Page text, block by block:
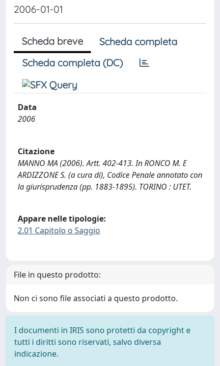
2006-01-01
Scheda breve
Scheda completa
Scheda completa (DC)
Data
2006
Citazione
MANNO MA (2006). Artt. 402-413. In RONCO M. E
ARDIZZONE S. (a cura di), Codice Penale annotato con
la giurisprudenza (pp. 1883-1895). TORINO : UTET.
Appare nelle tipologie:
2.01 Capitolo o Saggio
File in questo prodotto:
Non ci sono file associati a questo prodotto.
I documenti in IRIS sono protetti da copyright e
tutti i diritti sono riservati, salvo diversa
indicazione.